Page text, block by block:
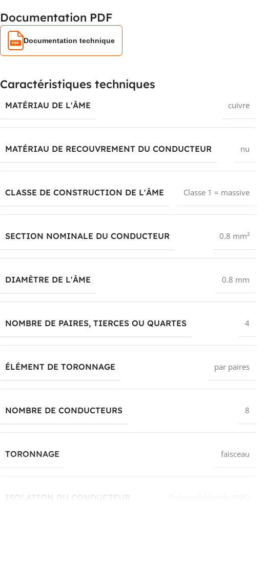
Documentation PDF
Documentation technique
Caractéristiques techniques
MATÉRIAU DE L'ÂME cuivre
MATÉRIAU DE RECOUVREMENT DU CONDUCTEUR nu
CLASSE DE CONSTRUCTION DE L'ÂME Classe 1 = massive
SECTION NOMINALE DU CONDUCTEUR 0.8 mm²
DIAMÈTRE DE L'ÂME 0.8 mm
NOMBRE DE PAIRES, TIERCES OU QUARTES 4
ÉLÉMENT DE TORONNAGE par paires
NOMBRE DE CONDUCTEURS 8
TORONNAGE faisceau
ISOLATION DU CONDUCTEUR